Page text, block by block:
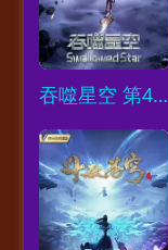
Loading... 吞噬星空 第4季